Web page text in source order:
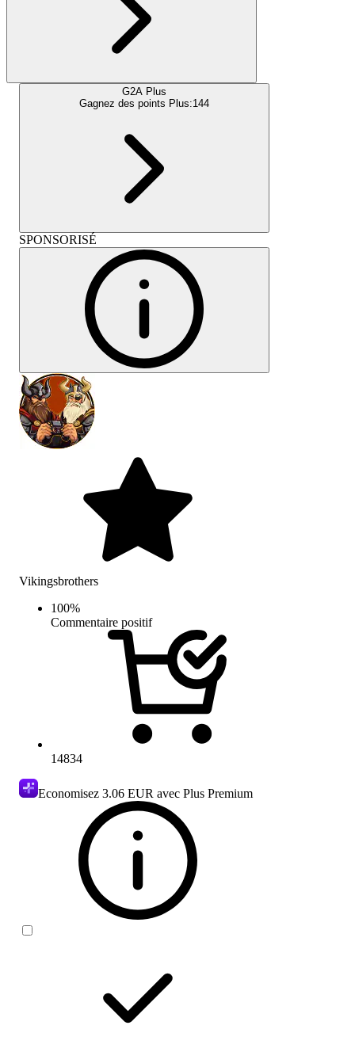
G2A Plus
Gagnez des points Plus:144
SPONSORISÉ
Vikingsbrothers
100%
Commentaire positif
14834
Economisez 3.06 EUR avec Plus Premium